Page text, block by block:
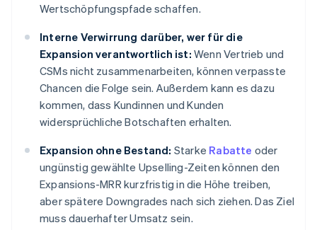
Wertschöpfungspfade schaffen.
Interne Verwirrung darüber, wer für die
Expansion verantwortlich ist: Wenn Vertrieb und
CSMs nicht zusammenarbeiten, können verpasste
Chancen die Folge sein. Außerdem kann es dazu
kommen, dass Kundinnen und Kunden
widersprüchliche Botschaften erhalten.
Expansion ohne Bestand: Starke Rabatte oder
ungünstig gewählte Upselling-Zeiten können den
Expansions-MRR kurzfristig in die Höhe treiben,
aber spätere Downgrades nach sich ziehen. Das Ziel
muss dauerhafter Umsatz sein.